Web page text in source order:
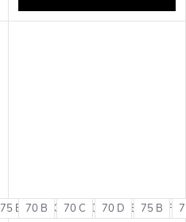
75 B 75 C 75 D 75 E 75 F
70 B 70 C 70 D 75 B